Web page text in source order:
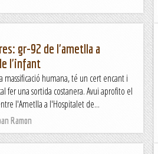
gr-92 de l'ametlla a
l'infant
massificació humana, té un cert encant i
fer una sortida costanera. Avui aprofito el
l'Ametlla a l'Hospitalet de...
Ramon